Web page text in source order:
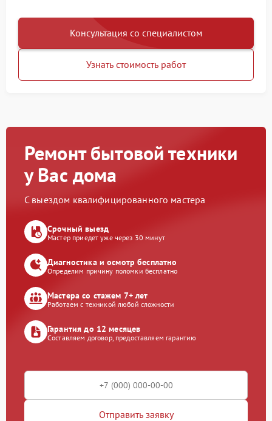
Консультация со специалистом
Узнать стоимость работ
Ремонт бытовой техники
у Вас дома
С выездом квалифицированного мастера
Срочный выезд
Мастер приедет уже через 30 минут
Диагностика и осмотр бесплатно
Определим причину поломки бесплатно
Мастера со стажем 7+ лет
Работаем с техникой любой сложности
Гарантия до 12 месяцев
Составляем договор, предоставляем гарантию
Отправить заявку